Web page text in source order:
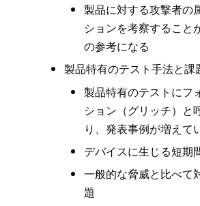
製品に対する攻撃者の
ションを考察すること
の参考になる
製品特有のテスト手法と課
製品特有のテストにフ
ション（グリッチ）と
り、発表事例が増えて
デバイスに生じる短期
一般的な脅威と比べて
題